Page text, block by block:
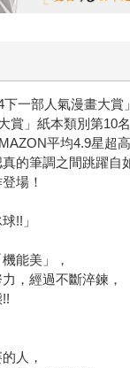
一部人氣漫畫大賞
賞」紙本類別第10名
平均4.9星超
的筆調之間跳躍自
場！
!!」
能美」，
，經過不斷淬鍊，
人，